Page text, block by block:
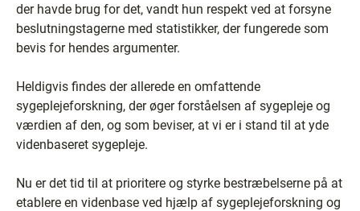
der havde brug for det, vandt hun respekt ved at forsyne
beslutningstagerne med statistikker, der fungerede som
bevis for hendes argumenter.
Heldigvis findes der allerede en omfattende
sygeplejeforskning, der øger forståelsen af sygepleje og
værdien af den, og som beviser, at vi er i stand til at yde
videnbaseret sygepleje.
Nu er det tid til at prioritere og styrke bestræbelserne på at
etablere en videnbase ved hjælp af sygeplejeforskning og